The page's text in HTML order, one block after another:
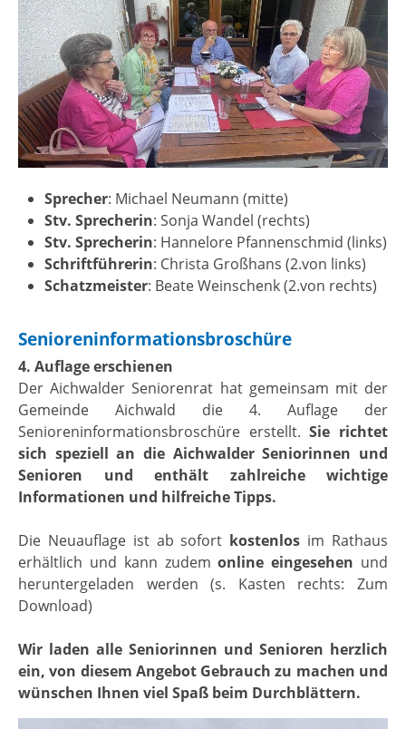
Sprecher: Michael Neumann (mitte)
Stv. Sprecherin: Sonja Wandel (rechts)
Stv. Sprecherin: Hannelore Pfannenschmid (links)
Schriftführerin: Christa Großhans (2.von links)
Schatzmeister: Beate Weinschenk (2.von rechts)
Senioreninformationsbroschüre
4. Auflage erschienen
Der Aichwalder Seniorenrat hat gemeinsam mit der
Gemeinde Aichwald die 4. Auflage der
Senioreninformationsbroschüre erstellt.Sie richtet
sich speziell an die Aichwalder Seniorinnen und
Senioren und enthält zahlreiche wichtige
Informationen und hilfreiche Tipps.
Die Neuauflage ist ab sofort kostenlos im Rathaus
erhältlich und kann zudemonline eingesehen und
heruntergeladen werden (s. Kasten rechts: Zum
Download)
Wir laden alle Seniorinnen und Senioren herzlich
ein, von diesem Angebot Gebrauch zu machen und
wünschen Ihnen viel Spaß beim Durchblättern.